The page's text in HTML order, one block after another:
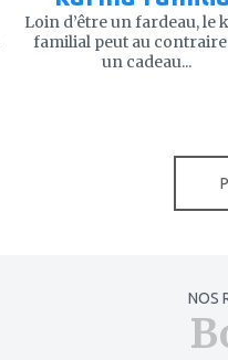
Loin d’être un fardeau, le
familial peut au
un cadeau...
NOS